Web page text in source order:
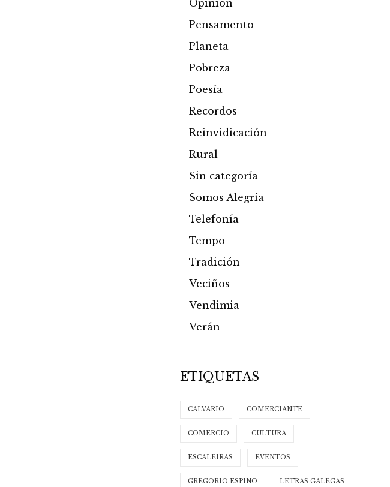
Opinión
Pensamento
Planeta
Pobreza
Poesía
Recordos
Reinvidicación
Rural
Sin categoría
Somos Alegría
Telefonía
Tempo
Tradición
Veciños
Vendimia
Verán
ETIQUETAS
CALVARIO COMERCIANTE
COMERCIO CULTURA
ESCALEIRAS EVENTOS
GREGORIO ESPINO LETRAS GALEGAS